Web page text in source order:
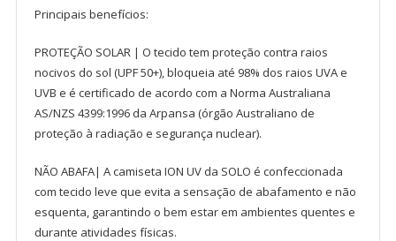
Principais benefícios:
PROTEÇÃO SOLAR | O tecido tem proteção contra raios
nocivos do sol (UPF 50+), bloqueia até 98% dos raios UVA e
UVB e é certificado de acordo com a Norma Australiana
AS/NZS 4399:1996 da Arpansa (órgão Australiano de
proteção à radiação e segurança nuclear).
NÃO ABAFA| A camiseta ION UV da SOLO é confeccionada
com tecido leve que evita a sensação de abafamento e não
esquenta, garantindo o bem estar em ambientes quentes e
durante atividades físicas.